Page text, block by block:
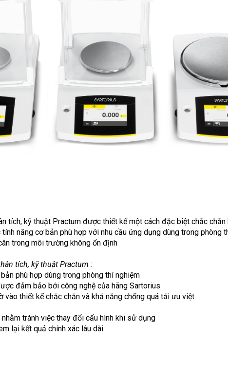
tích, kỹ thuật Practum được thiết kế một cách đặc biệt chắc chắn
năng cơ bản phù hợp với nhu cầu ứng dụng dùng trong phòng
trong môi trường không ổn định
tích, kỹ thuật Practum :
phù hợp dùng trong phòng thí nghiệm
đảm bảo bới công nghệ của hãng Sartorius
vào thiết kế chắc chắn và khả năng chống quá tải ưu việt
tránh việc thay đổi cấu hình khi sử dụng
lại kết quả chính xác lâu dài